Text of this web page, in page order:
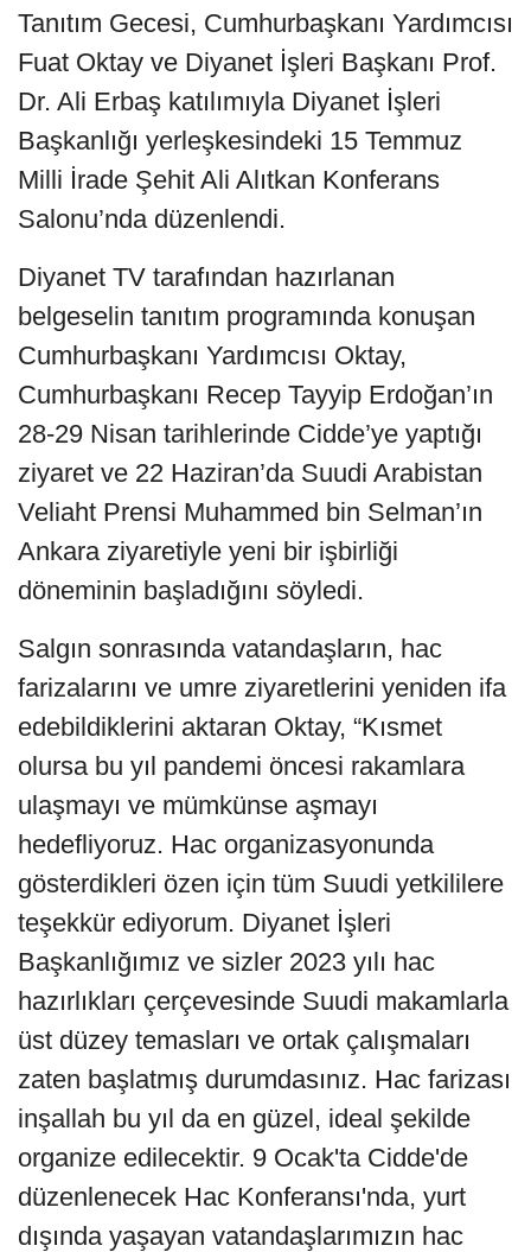
Tanıtım Gecesi, Cumhurbaşkanı Yardımcısı
Fuat Oktay ve Diyanet İşleri Başkanı Prof.
Dr. Ali Erbaş katılımıyla Diyanet İşleri
Başkanlığı yerleşkesindeki 15 Temmuz
Milli İrade Şehit Ali Alıtkan Konferans
Salonu’nda düzenlendi.
Diyanet TV tarafından hazırlanan
belgeselin tanıtım programında konuşan
Cumhurbaşkanı Yardımcısı Oktay,
Cumhurbaşkanı Recep Tayyip Erdoğan’ın
28-29 Nisan tarihlerinde Cidde’ye yaptığı
ziyaret ve 22 Haziran’da Suudi Arabistan
Veliaht Prensi Muhammed bin Selman’ın
Ankara ziyaretiyle yeni bir işbirliği
döneminin başladığını söyledi.
Salgın sonrasında vatandaşların, hac
farizalarını ve umre ziyaretlerini yeniden ifa
edebildiklerini aktaran Oktay, “Kısmet
olursa bu yıl pandemi öncesi rakamlara
ulaşmayı ve mümkünse aşmayı
hedefliyoruz. Hac organizasyonunda
gösterdikleri özen için tüm Suudi yetkililere
teşekkür ediyorum. Diyanet İşleri
Başkanlığımız ve sizler 2023 yılı hac
hazırlıkları çerçevesinde Suudi makamlarla
üst düzey temasları ve ortak çalışmaları
zaten başlatmış durumdasınız. Hac farizası
inşallah bu yıl da en güzel, ideal şekilde
organize edilecektir. 9 Ocak'ta Cidde'de
düzenlenecek Hac Konferansı'nda, yurt
dışında yaşayan vatandaşlarımızın hac